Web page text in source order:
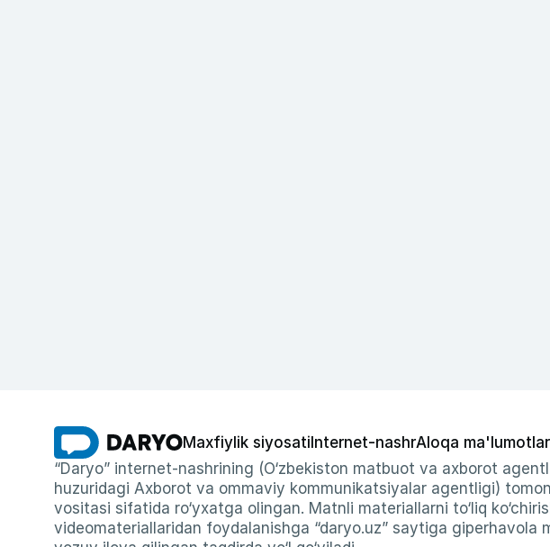
Maxfiylik siyosati Internet-nashrAloqa
“Daryo” internet-nashrining (O‘zbekiston matbuot va axborot
huzuridagi Axborot va ommaviy kommunikatsiyalar agentligi)
vositasi sifatida ro‘yxatga olingan. Matnli materiallarni to‘liq
videomateriallaridan foydalanishga “daryo.uz” saytiga giperhavola